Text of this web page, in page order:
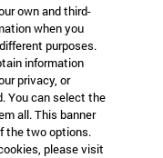
own and third-
when you
purposes.
information
privacy, or
You can select the
all. This banner
the two options.
please visit